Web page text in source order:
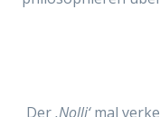
Der‚Nolli‘mal